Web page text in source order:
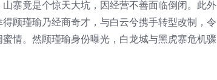
寨竟是个惊天大坑，因经营不善面临倒闭。此外
顾瑾瑜乃经商奇才，与白云兮携手转型改制，令
情。然顾瑾瑜身份曝光，白龙城与黑虎寨危机骤